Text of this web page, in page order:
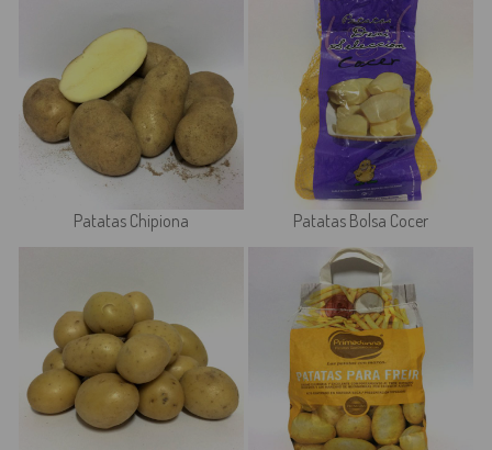
Patatas Chipiona Patatas Bolsa Cocer